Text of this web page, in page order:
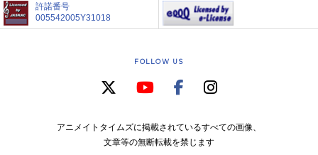
許諾番号
005542005Y31018
FOLLOW US
アニメイトタイムズに掲載されているすべての画像、
文章等の無断転載を禁じます